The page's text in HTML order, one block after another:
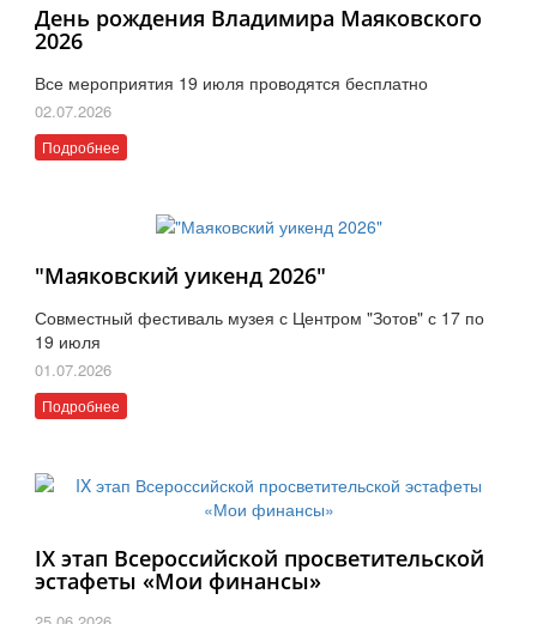
День рождения Владимира Маяковского
2026
Все мероприятия 19 июля проводятся бесплатно
02.07.2026
Подробнее
"Маяковский уикенд 2026"
Совместный фестиваль музея с Центром "Зотов" с 17 по
19 июля
01.07.2026
Подробнее
IX этап Всероссийской просветительской
эстафеты «Мои финансы»